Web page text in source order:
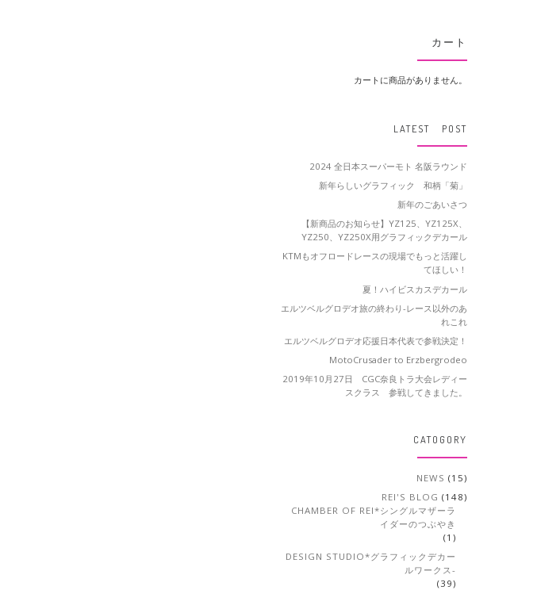
カート
カートに商品がありません。
LATEST POST
2024 全日本スーパーモト 名阪ラウンド
新年らしいグラフィック 和柄「菊」
新年のごあいさつ
【新商品のお知らせ】YZ125、YZ125X、
YZ250、YZ250X用グラフィックデカール
KTMもオフロードレースの現場でもっと活躍し
てほしい！
夏！ハイビスカスデカール
エルツベルグロデオ旅の終わり-レース以外のあ
れこれ
エルツベルグロデオ応援日本代表で参戦決定！
MotoCrusader to Erzbergrodeo
2019年10月27日 CGC奈良トラ大会レディー
スクラス 参戦してきました。
CATOGORY
NEWS (15)
REI'S BLOG (148)
CHAMBER OF REI*シングルマザーラ
イダーのつぶやき
(1)
DESIGN STUDIO*グラフィックデカー
ルワークス-
(39)